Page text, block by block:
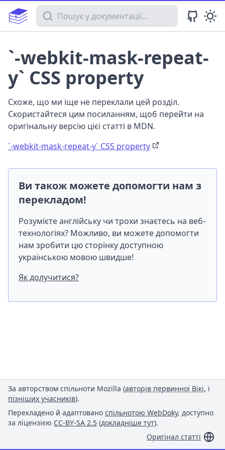
Пошук у документації
`-webkit-mask-repeat-
y` CSS property
Схоже, що ми іще не переклали цей розділ.
Скористайтеся цим посиланням, щоб перейти на
оригінальну версію цієї статті в MDN.
`-webkit-mask-repeat-y` CSS property
Ви також можете допомогти нам з
перекладом!
Розумієте англійську чи трохи знаєтесь на веб-
технологіях? Можливо, ви можете допомогти
нам зробити цю сторінку доступною
українською мовою швидше!
Як долучитися?
За авторством спільноти Mozilla (авторів первинної Вікі, і
пізніших учасників).
Перекладено й адаптовано спільнотою WebDoky, доступно
за ліцензією CC-BY-SA 2.5 (докладніше тут).
Оригінал статті